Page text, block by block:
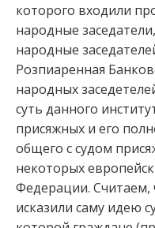
которого входили
народные
народные
Розпиаренная
народных
суть данного
присяжных и его
общего с судом
некоторых
Федерации. Считаем,
исказили саму идею